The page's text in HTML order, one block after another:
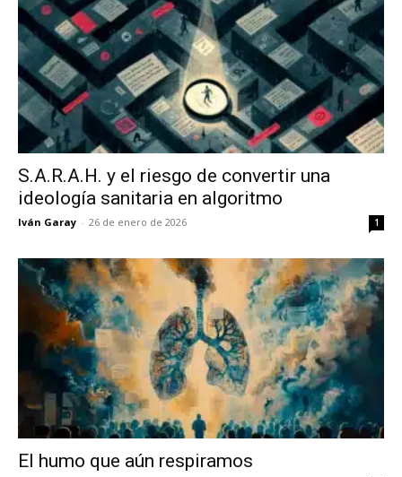
S.A.R.A.H. y el riesgo de convertir una
ideología sanitaria en algoritmo
Iván Garay - 26 de enero de 2026 1
El humo que aún respiramos